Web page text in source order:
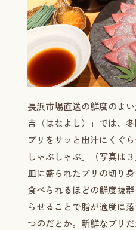
長浜市場直送の鮮度のよ
吉（はなよし）」では、
ブリをサッと出汁にくぐ
しゃぶしゃぶ」（写真は
皿に盛られたブリの切り
食べられるほどの鮮度抜
らせることで脂が適度に
つのだとか。新鮮なブリ